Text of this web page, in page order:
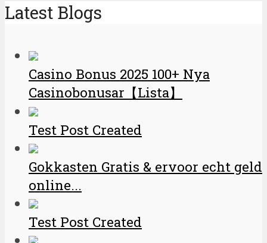
Latest Blogs
Casino Bonus 2025 100+ Nya
Casinobonusar【Lista】
Test Post Created
Gokkasten Gratis & ervoor echt geld
online...
Test Post Created